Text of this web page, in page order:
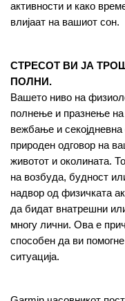
активности и како
влијаат на вашиот сон.
СТРЕСОТ ВИ ЈА
ПОЛНИ.
Вашето ниво на
полнење и празнење на
вежбање и
природен одговор на
животот и околината.
на возбуда, будност
надвор од физичката
да бидат внатрешни
многу лични. Ова е
способен да ви
ситуација.